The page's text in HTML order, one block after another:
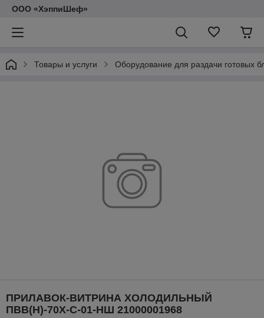
ООО «ХэппиШеф»
Товары и услуги Оборудование для раздачи готовых
ПРИЛАВОК-ВИТРИНА ХОЛОДИЛЬНЫЙ
ПВВ(Н)-70Х-С-01-НШ 21000001968